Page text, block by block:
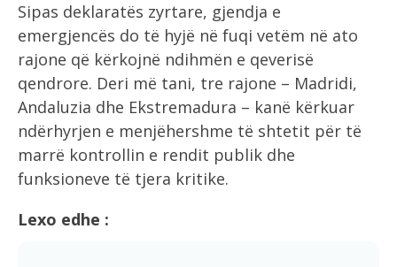
Sipas deklaratës zyrtare, gjendja e
emergjencës do të hyjë në fuqi vetëm në ato
rajone që kërkojnë ndihmën e qeverisë
qendrore. Deri më tani, tre rajone – Madridi,
Andaluzia dhe Ekstremadura – kanë kërkuar
ndërhyrjen e menjëhershme të shtetit për të
marrë kontrollin e rendit publik dhe
funksioneve të tjera kritike.
Lexo edhe :